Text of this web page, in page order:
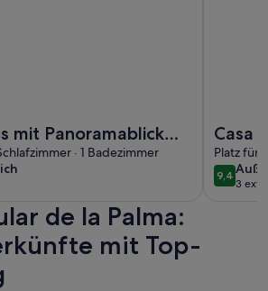
mit Panoramablick
optionalem · 1 Badezimmer
Casa
Platz für
9,49,4 von
3
de la Palma:
mit Top-